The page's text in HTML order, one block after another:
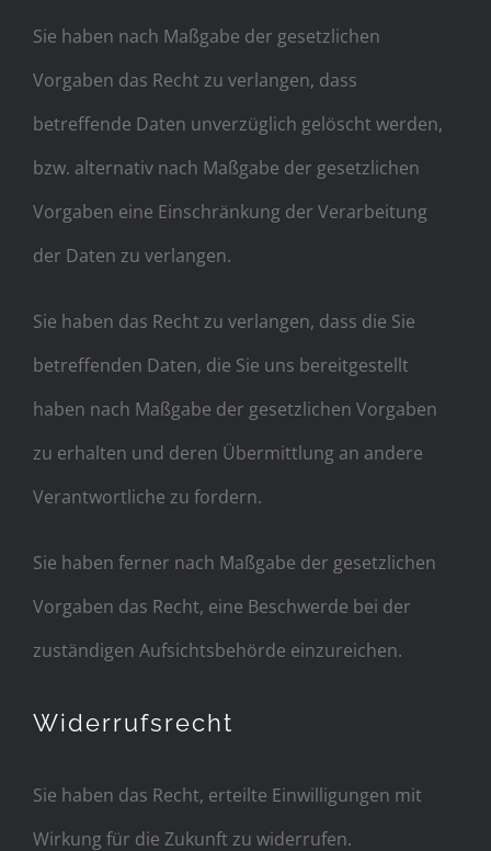
Sie haben nach Maßgabe der gesetzlichen
Vorgaben das Recht zu verlangen, dass
betreffende Daten unverzüglich gelöscht werden,
bzw. alternativ nach Maßgabe der gesetzlichen
Vorgaben eine Einschränkung der Verarbeitung
der Daten zu verlangen.
Sie haben das Recht zu verlangen, dass die Sie
betreffenden Daten, die Sie uns bereitgestellt
haben nach Maßgabe der gesetzlichen Vorgaben
zu erhalten und deren Übermittlung an andere
Verantwortliche zu fordern.
Sie haben ferner nach Maßgabe der gesetzlichen
Vorgaben das Recht, eine Beschwerde bei der
zuständigen Aufsichtsbehörde einzureichen.
Widerrufsrecht
Sie haben das Recht, erteilte Einwilligungen mit
Wirkung für die Zukunft zu widerrufen.